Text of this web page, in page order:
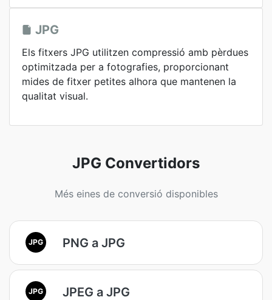
JPG
Els fitxers JPG utilitzen compressió amb pèrdues
optimitzada per a fotografies, proporcionant
mides de fitxer petites alhora que mantenen la
qualitat visual.
JPG Convertidors
Més eines de conversió disponibles
JPG PNG a JPG
JPG JPEG a JPG